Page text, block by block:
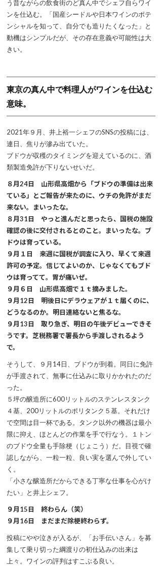
う昔ながらの飲食街のど真ん中でシェフ自らワイ
ンを仕込む。「国産シードルや日本ワインのポテ
ンシャルを知って、自分でも造りたくなった」と
動機はシンプルだが、その存在意義や可能性は大
きい。
東京の真ん中で料理人がワインを仕込む
意味。
2021年９月、井上裕一シェフのSNSの投稿には、
連日、焦りが滲み出ていた。
ブドウが収穫のタイミングを迎えているのに、酒
類製造免許が下りないせいだ。
８月24日 山形県高畑から「ブドウの準備は出来
ている」とご報告が来たのに、ウチの免許がまだ
来ない。まいったな。
８月31日 やっと進んだと思ったら、国税の施設
確認の後に交付されるとのこと。まいったな。ブ
ドウは育っている。
９月１日 来週に国税が調査に入り、早くて来週
許可の予定。信じてよいのか、じゃなくてもブド
ウは育ってて。胃が痛いぜ。
９月６日 山形県高畑で１ｔ摘みました。
９月12日 明後日にデラウェアが１ｔ届くのに、
どうなるのか。明日連絡ないと焦るな。
９月13日 取り急ぎ、明日の午後デビューできそ
うです。芝税務署で署長から手渡しされるよう
で。
そうして、９月14日、ブドウが到着。同日に免許
が手渡されて、無事に仕込みに取りかかれたのだ
った。
５坪の醸造所に600リットルのステンレスタンク
４基、200リットルのポリタンク５基。それだけ
で空間は目一杯である。タンク以外の機器は最小
限に抑え、ほとんどの作業を手で行なう。１トン
のブドウ全量も手除梗（じょこう）だ。目視で確
認しながら、一粒一粒、良い実を選んで外してい
く。
「小さな醸造所だからできる丁寧な仕事を心がけ
たい」と井上シェフ。
９月15日 終わらん（笑）
９月16日 まだまだ除梗終わらず。
投稿にやや泣きが入るが、「お手伝いさん」を募
集して乗り切った綱渡りの初仕込みの出来は
上々。ワインの評判はすこぶる良い。